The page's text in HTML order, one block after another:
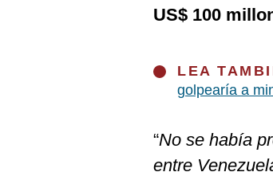
US$ 100
LEA
golpearía a
“No se había
entre